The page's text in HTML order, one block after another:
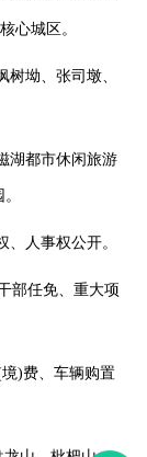
心城区。
树坳、张司墩、
湖都市休闲旅游
、人事权公开。
部任免、重大项
)费、车辆购置